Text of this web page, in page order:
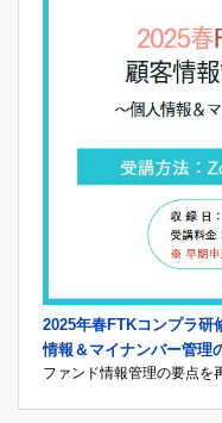
2025年春FTKコンプラ研
情報＆マイナンバー管理
ファンド情報管理の要点を